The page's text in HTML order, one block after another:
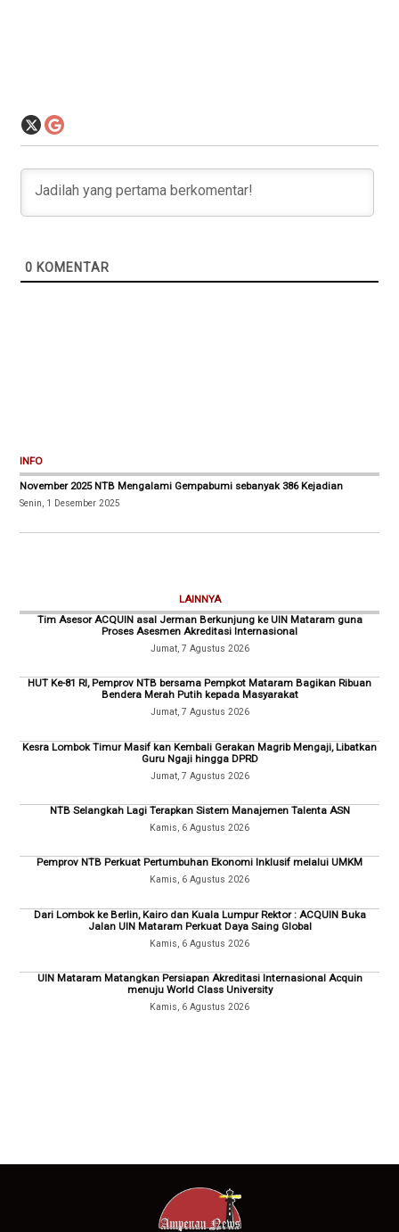
0 KOMENTAR
INFO
November 2025 NTB Mengalami Gempabumi sebanyak 386 Kejadian
Senin, 1 Desember 2025
LAINNYA
Tim Asesor ACQUIN asal Jerman Berkunjung ke UIN Mataram guna
Proses Asesmen Akreditasi Internasional
Jumat, 7 Agustus 2026
HUT Ke-81 RI, Pemprov NTB bersama Pempkot Mataram Bagikan Ribuan
Bendera Merah Putih kepada Masyarakat
Jumat, 7 Agustus 2026
Kesra Lombok Timur Masif kan Kembali Gerakan Magrib Mengaji, Libatkan
Guru Ngaji hingga DPRD
Jumat, 7 Agustus 2026
NTB Selangkah Lagi Terapkan Sistem Manajemen Talenta ASN
Kamis, 6 Agustus 2026
Pemprov NTB Perkuat Pertumbuhan Ekonomi Inklusif melalui UMKM
Kamis, 6 Agustus 2026
Dari Lombok ke Berlin, Kairo dan Kuala Lumpur Rektor : ACQUIN Buka
Jalan UIN Mataram Perkuat Daya Saing Global
Kamis, 6 Agustus 2026
UIN Mataram Matangkan Persiapan Akreditasi Internasional Acquin
menuju World Class University
Kamis, 6 Agustus 2026